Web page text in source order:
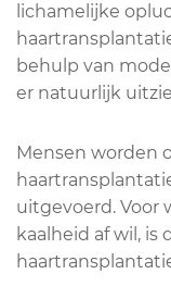
lichamelijke
behulp van
er natuurlijk
Mensen worden
uitgevoerd. Voor
kaalheid af wil,